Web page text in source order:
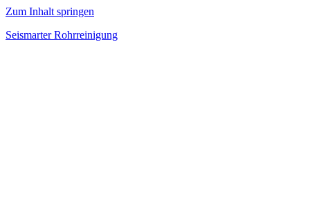
Zum Inhalt springen
Seismarter Rohrreinigung